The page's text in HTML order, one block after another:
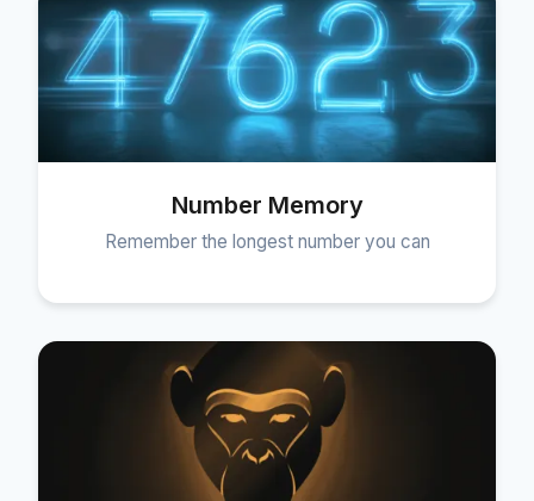
Number Memory
Remember the longest number you can